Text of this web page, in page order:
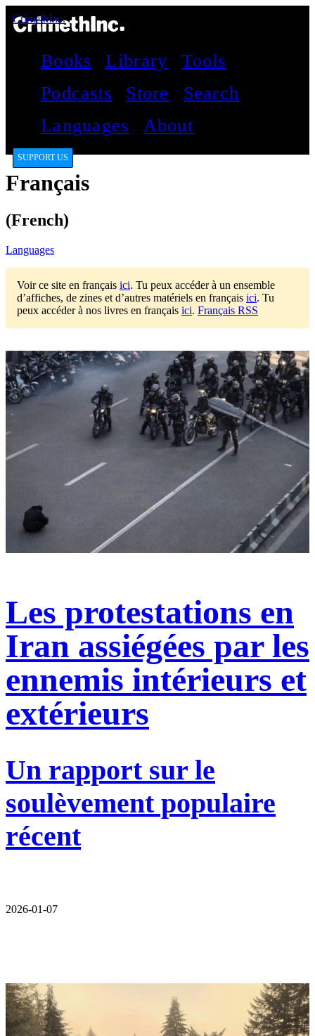
CrimethInc.
Books Library
Tools
Podcasts
Store
Search
Languages
About
SUPPORT US
Français
(French)
Languages
Voir ce site en français ici. Tu peux accéder à un ensemble
d’affiches, de zines et d’autres matériels en français ici. Tu
peux accéder à nos livres en français ici. Français RSS
Les protestations en
Iran assiégées par les
ennemis intérieurs et
extérieurs
Un rapport sur le
soulèvement populaire
récent
2026-01-07